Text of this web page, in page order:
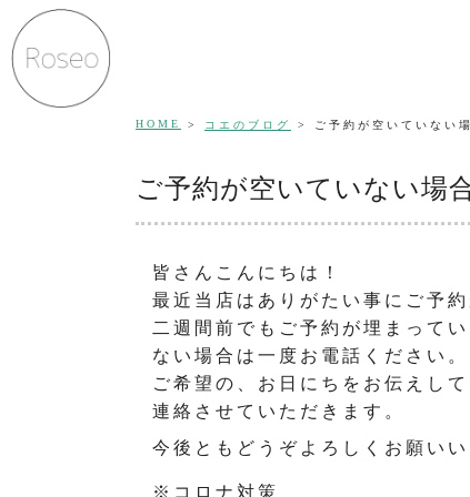
HOME コエのブログ ご予約が空いていない
ご予約が空いていない場
皆さんこんにちは！
最近当店はありがたい事にご予
二週間前でもご予約が埋まって
ない場合は一度お電話ください。
ご希望の、お日にちをお伝えし
連絡させていただきます。
今後ともどうぞよろしくお願い
※コロナ対策